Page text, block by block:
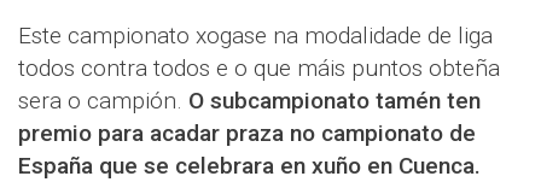
Este campionato xogase na modalidade de liga
todos contra todos e o que máis puntos obteña
sera o campión. O subcampionato tamén ten
premio para acadar praza no campionato de
España que se celebrara en xuño en Cuenca.